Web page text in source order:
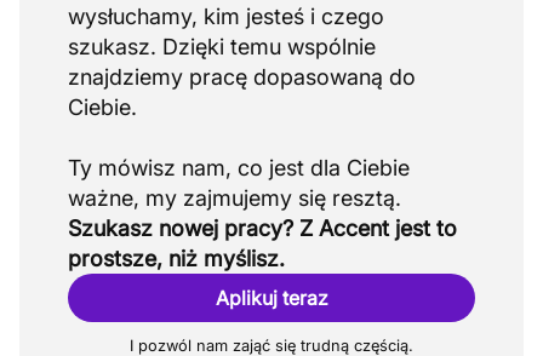
wysłuchamy, kim jesteś i czego
szukasz. Dzięki temu wspólnie
znajdziemy pracę dopasowaną do
Ciebie.
Ty mówisz nam, co jest dla Ciebie
Szukasz nowej pracy? Z Accent jest to
prostsze, niż myślisz.
Aplikuj teraz
I pozwól nam zająć się trudną częścią.